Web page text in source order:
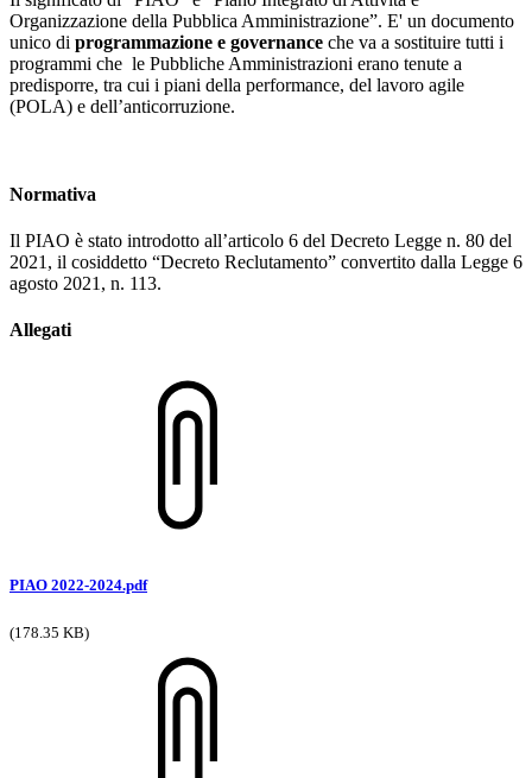
Organizzazione della Pubblica Amministrazione”. E' un documento
unico di programmazione e governance che va a sostituire tutti i
programmi che le Pubbliche Amministrazioni erano tenute a
predisporre, tra cui i piani della performance, del lavoro agile
(POLA) e dell’anticorruzione.
Normativa
Il PIAO è stato introdotto all’articolo 6 del Decreto Legge n. 80 del
2021, il cosiddetto “Decreto Reclutamento” convertito dalla Legge 6
agosto 2021, n. 113.
Allegati
PIAO 2022-2024.pdf
(178.35 KB)